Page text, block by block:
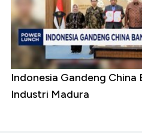
Indonesia Gandeng China
Industri Madura